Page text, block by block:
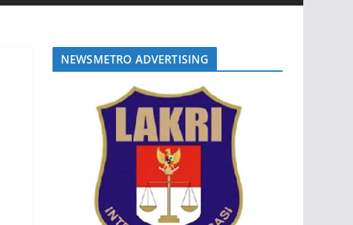
NEWSMETRO ADVERTISING